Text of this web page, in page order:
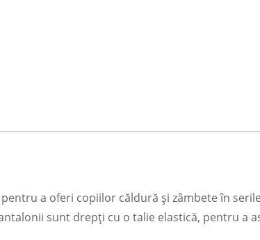
a oferi copiilor căldură și zâmbete în serile
sunt drepți cu o talie elastică, pentru a